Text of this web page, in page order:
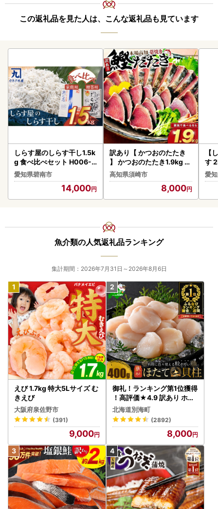
電話：050-1730-5448（10:00～17:00 ※土日祝・年末年始
を除く）
この返礼品を見た人は、こんな返礼品も見ています
しらす屋のしらす干し1.5k
g 食べ比べセット H006-0
72
愛知県碧南市
14,000
訳あり【 かつおのたたき
】 かつおのたたき1.9kg 鰹
須崎水産加工 SS060
高知県須崎市
8,000
【
す
愛
魚介類の人気返礼品ランキング
集計期間：2026年7月31日～2026年8月6日
えび 1.7kg 特大5Lサイズ む
きえび
大阪府泉佐野市
(391)
9,000
御礼！ランキング第1位獲得
！高評価★4.9 訳あり ホタ
テ 400g（ほたて 帆立 貝柱
冷凍 ）
北海道別海町
(2892)
8,000